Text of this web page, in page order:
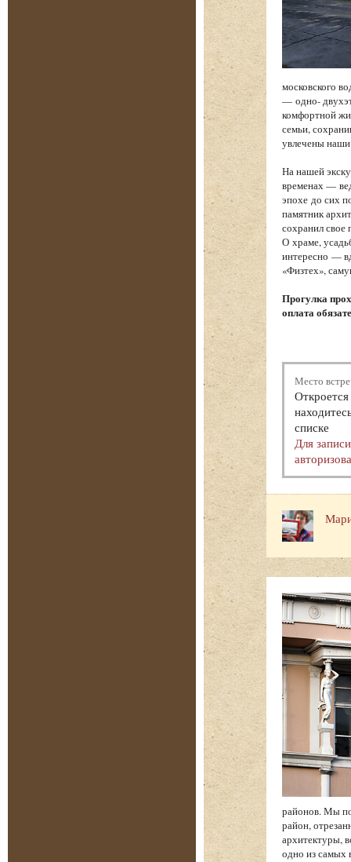
московского
— одно-
комфортной
семьи,
увлечены
На нашей
временах —
эпохе до сих
памятник
сохранил свое
О храме,
интересно —
«Физтех»,
Прогулка
оплата
Место
списке
Для
районов. Мы
район,
архитектуры,
одно из самых